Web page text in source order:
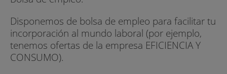
Disponemos de bolsa de empleo para facilitar tu
incorporación al mundo laboral (por ejemplo,
tenemos ofertas de la empresa EFICIENCIA Y
CONSUMO).